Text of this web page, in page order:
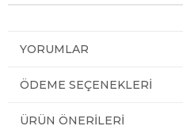
YORUMLAR
ÖDEME SEÇENEKLERI
ÜRÜN ÖNERILERI